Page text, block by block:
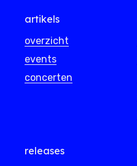
artikels
overzicht
events
concerten
releases